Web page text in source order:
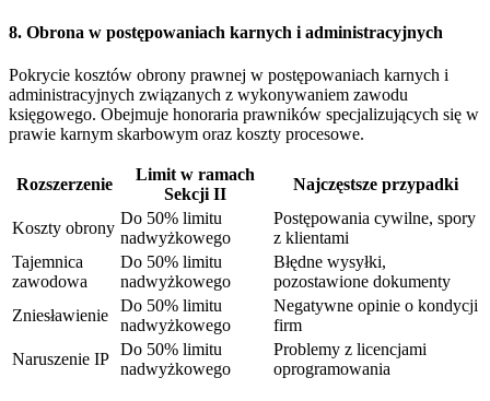
8. Obrona w postępowaniach karnych i administracyjnych
Pokrycie kosztów obrony prawnej w postępowaniach karnych i
administracyjnych związanych z wykonywaniem zawodu
księgowego. Obejmuje honoraria prawników specjalizujących się w
prawie karnym skarbowym oraz koszty procesowe.
Rozszerzenie
Limit w ramach
Sekcji II
Najczęstsze przypadki
Koszty obrony
Do 50% limitu
nadwyżkowego
Postępowania cywilne, spory
z klientami
Tajemnica
zawodowa
Do 50% limitu
nadwyżkowego
Błędne wysyłki,
pozostawione dokumenty
Zniesławienie
Do 50% limitu
nadwyżkowego
Negatywne opinie o kondycji
firm
Naruszenie IP
Do 50% limitu
nadwyżkowego
Problemy z licencjami
oprogramowania